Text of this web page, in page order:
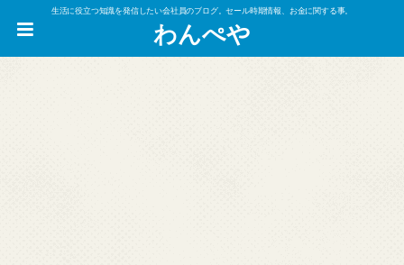
生活に役立つ知識を発信したい会社員のブログ。セール時期情報、お金に関する事。
わんぺや